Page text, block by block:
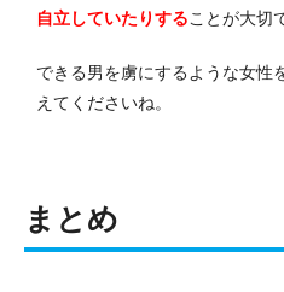
自立していたりすることが大切
できる男を虜にするような女性
えてくださいね。
まとめ